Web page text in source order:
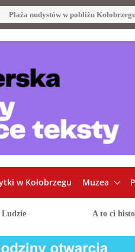
Plaża nudystów w pobliżu
w Kołobrzegu Muzea
Ludzie A to ci